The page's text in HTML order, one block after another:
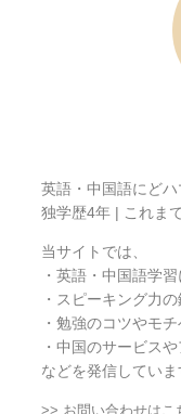
英語・中国語にど
独学歴4年 | これま
当サイトでは、
・英語・中国語学
・スピーキング力
・勉強のコツやモ
・中国のサービス
などを発信していま
>> お問い合わせはこ